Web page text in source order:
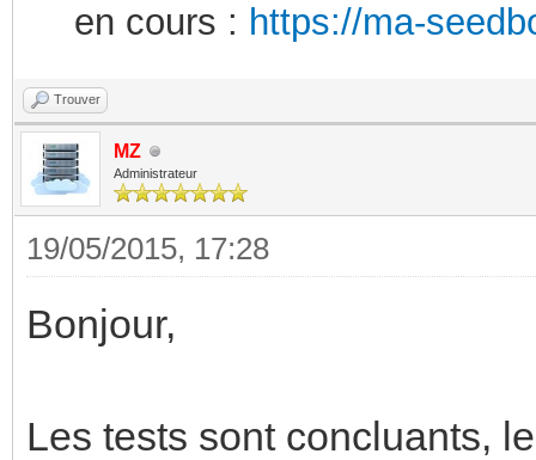
en cours : https://ma-
Trouver
MZ
Administrateur
19/05/2015, 17:28
Bonjour,
Les tests sont concluants,